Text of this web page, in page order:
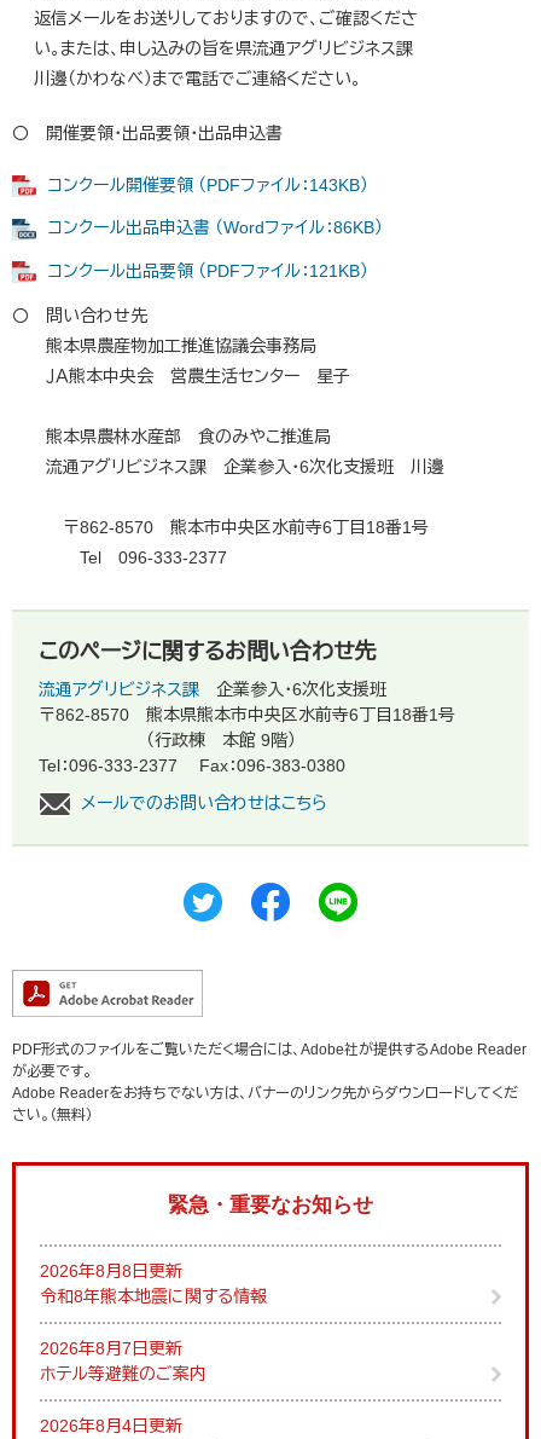
返信メールをお送りしておりますので、ご確認くださ
い。または、申し込みの旨を県流通アグリビジネス課
川邊（かわなべ）まで電話でご連絡ください。
〇 開催要領・出品要領・出品申込書
コンクール開催要領 （PDFファイル：143KB）
コンクール出品申込書 （Wordファイル：86KB）
コンクール出品要領 （PDFファイル：121KB）
〇 問い合わせ先
熊本県農産物加工推進協議会事務局
ＪＡ熊本中央会 営農生活センター 星子
熊本県農林水産部 食のみやこ推進局
流通アグリビジネス課 企業参入・6次化支援班 川邊
〒862-8570 熊本市中央区水前寺6丁目18番1号
Tel 096-333-2377
このページに関するお問い合わせ先
流通アグリビジネス課
企業参入・6次化支援班
〒862-8570
熊本県熊本市中央区水前寺6丁目18番1号
（行政棟 本館 9階）
Tel：096-333-2377
Fax：096-383-0380
メールでのお問い合わせはこちら
PDF形式のファイルをご覧いただく場合には、Adobe社が提供するAdobe Reader
が必要です。
Adobe Readerをお持ちでない方は、バナーのリンク先からダウンロードしてくだ
さい。（無料）
緊急・重要なお知らせ
2026年8月8日更新
令和8年熊本地震に関する情報
2026年8月7日更新
ホテル等避難のご案内
2026年8月4日更新